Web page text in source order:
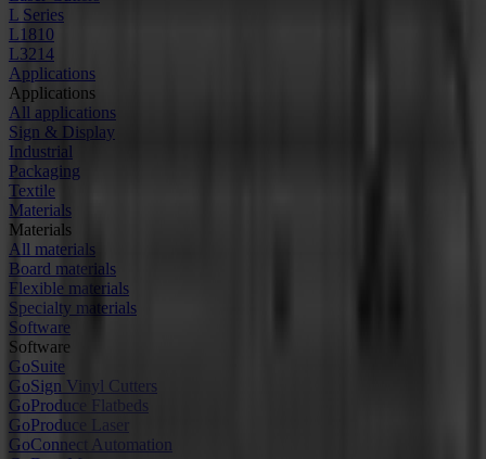
L Series
L1810
L3214
Applications
Applications
All applications
Sign & Display
Industrial
Packaging
Textile
Materials
Materials
All materials
Board materials
Flexible materials
Specialty materials
Software
Software
GoSuite
GoSign Vinyl Cutters
GoProduce Flatbeds
GoProduce Laser
GoConnect Automation